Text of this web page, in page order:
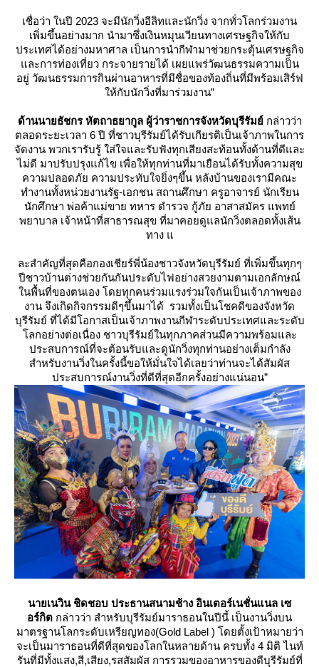
เชื่อว่า ในปี 2023 จะมีนักวิ่งอีลิทและนักวิ่ง จากทั่วโลกร่วมงาน
เพิ่มขึ้นอย่างมาก นำมาซึ่งเงินหมุนเวียนทางเศรษฐกิจให้กับ
ประเทศได้อย่างมหาศาล เป็นการนำกีฬามาช่วยกระตุ้นเศรษฐกิจ
ละการท่องเที่ยว กระจายรายได้ เผยแพร่วัฒนธรรมความเป็น
อยู่ วัฒนธรรมการกินผ่านอาหารที่มีชื่อของท้องถิ่นที่มีพร้อมเสิร์ฟ
ห้กับนักวิ่งที่มาร่วมงาน”
ด้านนายธัชกร หัตถาธยากูล ผู้ว่าราชการจังหวัดบุรีรัมย์กล่าวว่า
ตลอดระยะเวลา 6 ปี ที่ชาวบุรีรัมย์ได้รับเกียรติเป็นเจ้าภาพในการ
จัดงาน พวกเรารับรู้ ใส่ใจและรับฟังทุกเสียงสะท้อนทั้งด้านที่ดีและ
ไม่ดี มาปรับปรุงแก้ไข เพื่อให้ทุกท่านที่มาเยือนได้รับทั้งความสุข
ความปลอดภัย ความประทับใจยิ่งๆขึ้น หลังบ้านของเรามีคณะ
ทำงานทั้งหน่วยงานรัฐ-เอกชน สถานศึกษา ครูอาจารย์ นักเรียน
นักศึกษา พ่อค้าแม่ขาย ทหาร ตำรวจ กู้ภัย อาสาสมัคร แพทย์
พยาบาล เจ้าหน้าที่สาธารณสุข ที่มาคอยดูแลนักวิ่งตลอดทั้งเส้น
ทาง
ละสำคัญที่สุดคือกองเชียร์พี่น้องชาวจังหวัดบุรีรัมย์ ที่เพิ่มขึ้นทุกๆ
ปีชาวบ้านต่างช่วยกันกันประดับไฟอย่างสวยงามตามเอกลักษณ์
นพื้นที่ของตนเอง โดยทุกคนร่วมแรงร่วมใจกันเป็นเจ้าภาพของ
งาน จึงเกิดกิจกรรมดีๆขึ้นมาได้ รวมทั้งเป็นโชคดีของจังหวัด
บุรีรัมย์ ที่ได้มีโอกาสเป็นเจ้าภาพงานกีฬาระดับประเทศและระดับ
ลกอย่างต่อเนื่อง ชาวบุรีรัมย์ในทุกภาคส่วนมีความพร้อมและ
ประสบการณ์ที่จะต้อนรับและดูนักวิ่งทุกท่านอย่างเต็มกำลัง
สำหรับงานวิ่งในครั้งนี้ขอให้มั่นใจได้เลยว่าท่านจะได้สัมผัส
ประสบการณ์งานวิ่งที่ดีที่สุดอีกครั้งอย่างแน่นอน”
นายเนวิน ชิดชอบ ประธานสนามช้าง อินเตอร์เนชั่นแนล เซ
อร์กิต กล่าวว่า สำหรับบุรีรัมย์มาราธอนในปีนี้ เป็นงานวิ่งบน
มาตรฐานโลกระดับเหรียญทอง(Gold Label ) โดยตั้งเป้าหมายว่า
จะเป็นมาราธอนที่ดีที่สุดของโลกในหลายด้าน ครบทั้ง 4 มิติ ไนท์
รันที่มีทั้งแสง,สี,เสียง,รสสัมผัส การรวมของอาหารของดีบุรีรัมย์ที่